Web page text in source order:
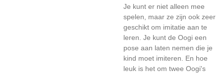
Je kunt er niet alleen mee
spelen, maar ze zijn ook zeer
geschikt om imitatie aan te
leren. Je kunt de Oogi een
pose aan laten nemen die je
kind moet imiteren. En hoe
leuk is het om twee Oogi's